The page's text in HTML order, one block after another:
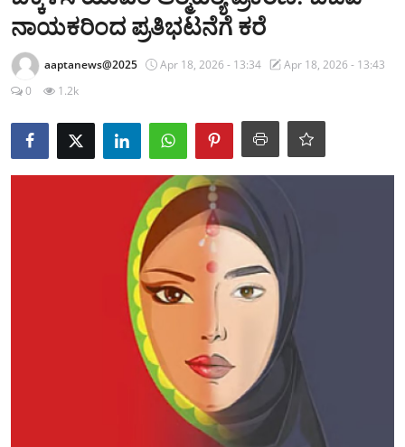
ಕ್ರೀಡಾಂಗಣ
ಗಡಿನಾಡ ಸುದ್ದಿ ಜಾಲ
ರಾಜಕೀಯ
ನಾಯಕರಿಂದ ಪ್ರತಿಭಟನೆಗೆ ಕರೆ
aaptanews@2025 Apr 18, 2026 - 13:34
Apr 18, 2026 - 13:43
0
1.2k